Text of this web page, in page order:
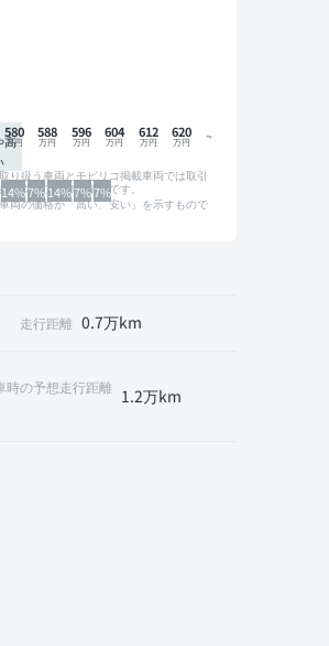
高
14%7%14%7%7%
580 588 596 604 612 620
り扱う車両とモビリコ掲載車両では取引
、グラフは参考情報です。
両の価格が「高い、安い」を示すもので
走行距離 0.7万km
時の予想走行距離 1.2万km